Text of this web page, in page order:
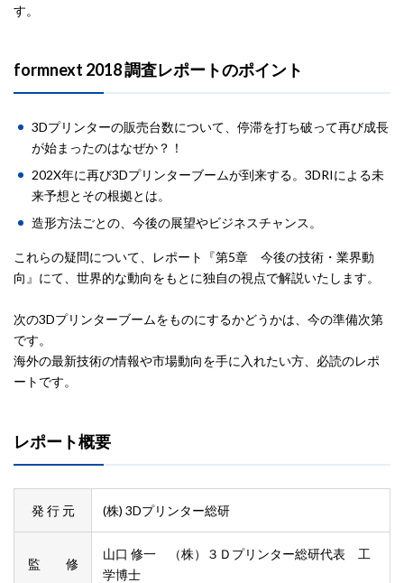
す。
formnext 2018 調査レポートのポイント
3Dプリンターの販売台数について、停滞を打ち破って再び成長
が始まったのはなぜか？！
202X年に再び3Dプリンターブームが到来する。3DRIによる未
来予想とその根拠とは。
造形方法ごとの、今後の展望やビジネスチャンス。
これらの疑問について、レポート『第5章 今後の技術・業界動
向』にて、世界的な動向をもとに独自の視点で解説いたします。
次の3Dプリンターブームをものにするかどうかは、今の準備次第
です。
海外の最新技術の情報や市場動向を手に入れたい方、必読のレポ
ートです。
レポート概要
発 行 元 (株) 3Dプリンター総研
監 修
山口 修一 （株）３Ｄプリンター総研代表 工
学博士